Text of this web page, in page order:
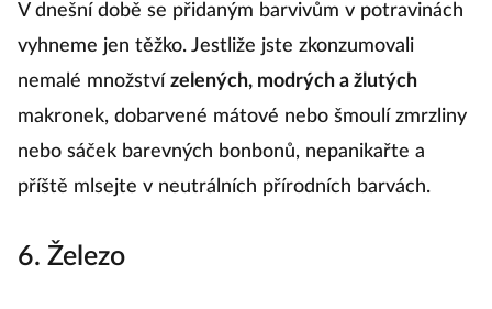
V dnešní době se přidaným barvivům v potravinách
vyhneme jen těžko. Jestliže jste zkonzumovali
nemalé množství zelených, modrých a žlutých
makronek, dobarvené mátové nebo šmoulí zmrzliny
nebo sáček barevných bonbonů, nepanikařte a
příště mlsejte v neutrálních přírodních barvách.
6. Železo